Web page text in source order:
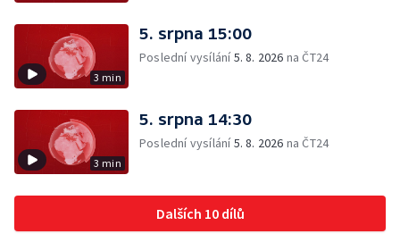
3 min
5. srpna 15:00
Poslední vysílání5. 8. 2026 na ČT24
3 min
5. srpna 14:30
Poslední vysílání5. 8. 2026 na ČT24
Dalších 10 dílů